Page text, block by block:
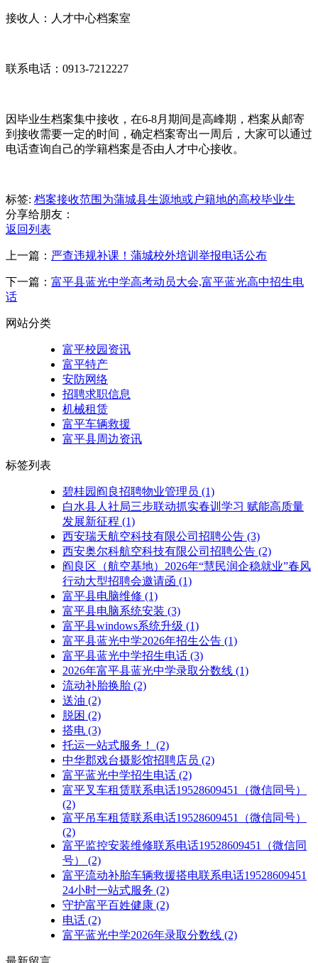
接收人：人才中心档案室
联系电话：0913-7212227
因毕业生档案集中接收，在6-8月期间是高峰期，档案从邮寄
到接收需要一定的时间，确定档案寄出一周后，大家可以通过
电话查询自己的学籍档案是否由人才中心接收。
标签: 档案接收范围为蒲城县生源地或户籍地的高校毕业生
分享给朋友：
返回列表
上一篇： 严查违规补课！蒲城校外培训举报电话公布
下一篇： 富平县蓝光中学高考动员大会,富平蓝光高中招生电
话
网站分类
富平校园资讯
富平特产
安防网络
招聘求职信息
机械租赁
富平车辆救援
富平县周边资讯
标签列表
碧桂园阎良招聘物业管理员 (1)
白水县人社局三步联动抓实春训学习 赋能高质量
发展新征程 (1)
西安瑞天航空科技有限公司招聘公告 (3)
西安奥尔科航空科技有限公司招聘公告 (2)
阎良区（航空基地）2026年“慧民润企稳就业”春风
行动大型招聘会邀请函 (1)
富平县电脑维修 (1)
富平县电脑系统安装 (3)
富平县windows系统升级 (1)
富平县蓝光中学2026年招生公告 (1)
富平县蓝光中学招生电话 (3)
2026年富平县蓝光中学录取分数线 (1)
流动补胎换胎 (2)
送油 (2)
脱困 (2)
搭电 (3)
托运一站式服务！
(2)
中华郡戏台摄影馆招聘店员 (2)
富平蓝光中学招生电话 (2)
富平叉车租赁联系电话19528609451（微信同号）
(2)
富平吊车租赁联系电话19528609451（微信同号）
(2)
富平监控安装维修联系电话19528609451（微信同
号）
(2)
富平流动补胎车辆救援搭电联系电话19528609451
24小时一站式服务 (2)
守护富平百姓健康 (2)
电话 (2)
富平蓝光中学2026年录取分数线 (2)